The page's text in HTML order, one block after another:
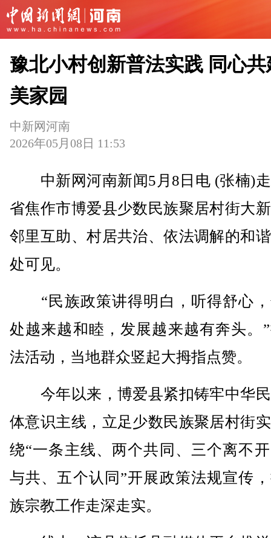
豫北小村创新普法实践 同心
美家园
中新网河南
2026年05月08日 11:53
中新网河南新闻5月8日电 (张楠)
省焦作市博爱县少数民族聚居村街大
邻里互助、村居共治、依法调解的和
处可见。
“民族政策讲得明白，听得舒心，
处越来越和睦，发展越来越有奔头。
法活动，当地群众竖起大拇指点赞。
今年以来，博爱县紧扣铸牢中华
体意识主线，立足少数民族聚居村街
绕“一条主线、两个共同、三个离不
与共、五个认同”开展政策法规宣传
族宗教工作走深走实。